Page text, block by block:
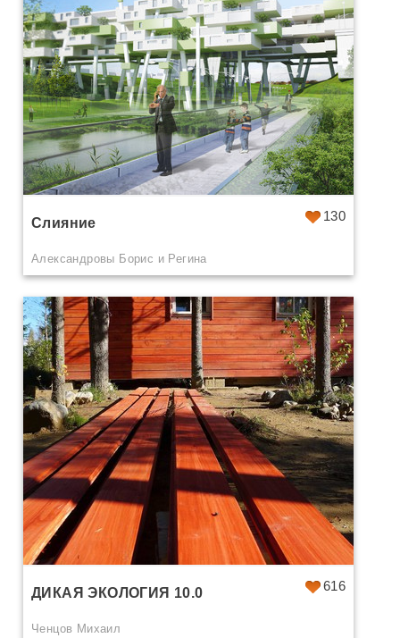
130
Слияние
Александровы Борис и Регина
616
ДИКАЯ ЭКОЛОГИЯ 10.0
Ченцов Михаил